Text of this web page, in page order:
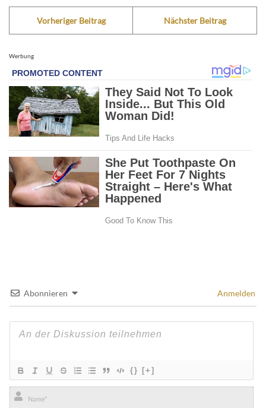
Vorheriger Beitrag Nächster Beitrag
Werbung
Abonnieren Anmelden
{} [+]